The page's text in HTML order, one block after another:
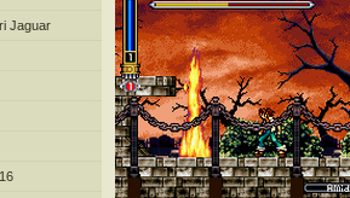
Jaguar